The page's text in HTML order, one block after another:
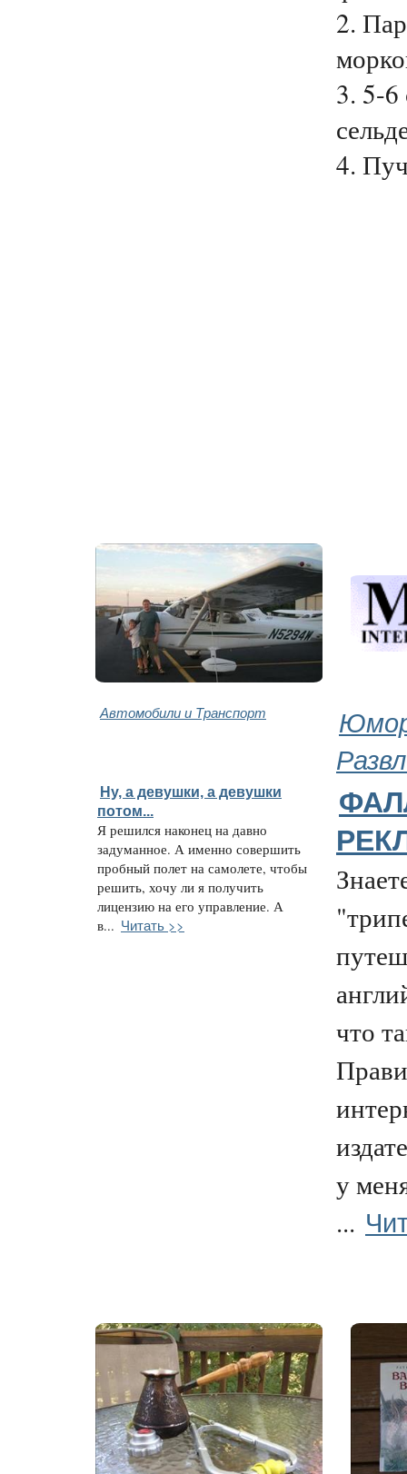
2.
3. 5-6
4.
Автомобили и Транспорт
Ну, а девушки, а девушки
потом...
Я решился наконец на давно
задуманное. А именно совершить
пробный полет на самолете, чтобы
решить, хочу ли я получить
лицензию на его управление. А
в... Читать >>
что
у
...